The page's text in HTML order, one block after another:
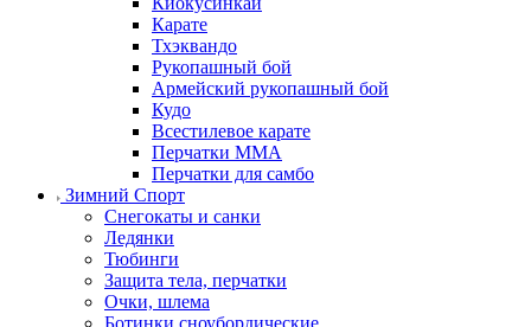
Карате
Тхэквандо
Рукопашный бой
Армейский рукопашный бой
Кудо
Всестилевое карате
Перчатки MMA
Перчатки для самбо
Зимний Спорт
Снегокаты и санки
Ледянки
Тюбинги
Защита тела, перчатки
Очки, шлема
Ботинки сноубордические